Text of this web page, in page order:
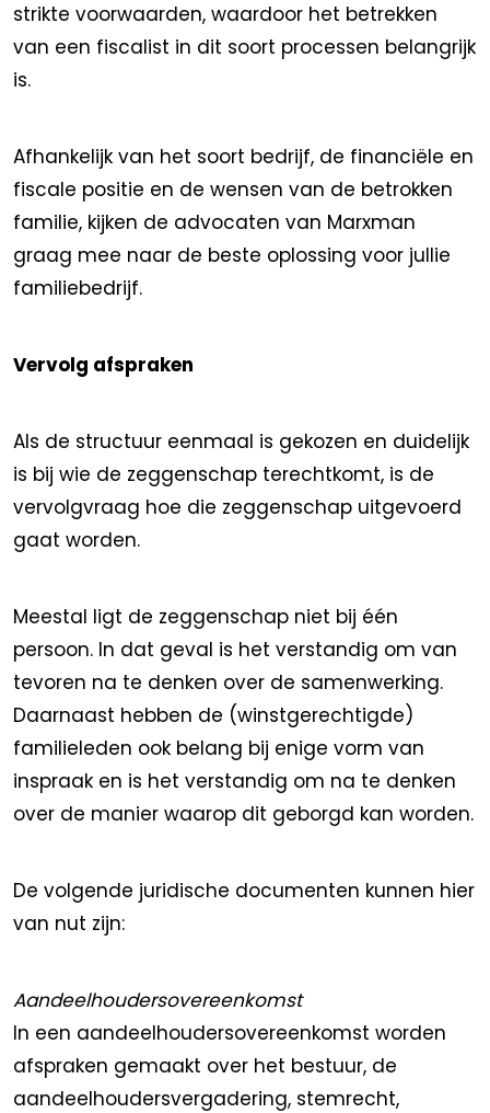
strikte voorwaarden, waardoor het betrekken
van een fiscalist in dit soort processen belangrijk
is.
Afhankelijk van het soort bedrijf, de financiële en
fiscale positie en de wensen van de betrokken
familie, kijken de advocaten van Marxman
graag mee naar de beste oplossing voor jullie
familiebedrijf.
Vervolg afspraken
Als de structuur eenmaal is gekozen en duidelijk
is bij wie de zeggenschap terechtkomt, is de
vervolgvraag hoe die zeggenschap uitgevoerd
gaat worden.
Meestal ligt de zeggenschap niet bij één
persoon. In dat geval is het verstandig om van
tevoren na te denken over de samenwerking.
Daarnaast hebben de (winstgerechtigde)
familieleden ook belang bij enige vorm van
inspraak en is het verstandig om na te denken
over de manier waarop dit geborgd kan worden.
De volgende juridische documenten kunnen hier
van nut zijn:
Aandeelhoudersovereenkomst
In een aandeelhoudersovereenkomst worden
afspraken gemaakt over het bestuur, de
aandeelhoudersvergadering, stemrecht,